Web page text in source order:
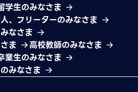
学生のみなさま
、フリーターのみなさま
なさま
ま
高校教師のみなさま
業生のみなさま
みなさま